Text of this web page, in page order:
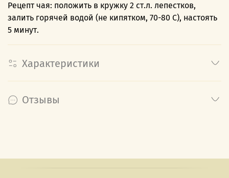
Рецепт чая: положить в кружку 2 ст.л. лепестков,
залить горячей водой (не кипятком, 70-80 С), настоять
5 минут.
Характеристики
Отзывы